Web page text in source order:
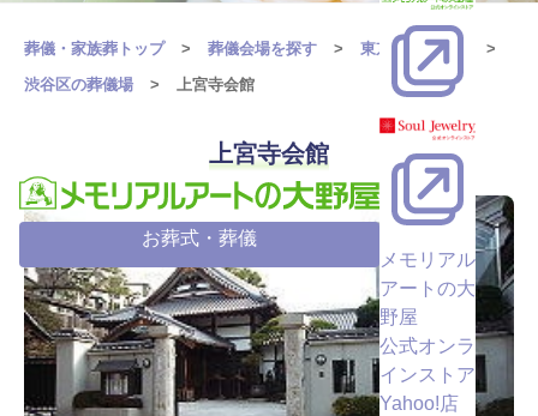
お葬式・葬儀
メモリアル
アートの大
野屋
公式オンラ
インストア
Yahoo!店
葬儀・家族葬トップ 葬儀会場を探す
東京都の葬儀場
渋谷区の葬儀場
上宮寺会館
上宮寺会館